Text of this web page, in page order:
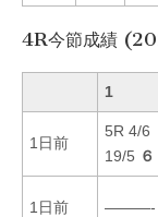
4R今節成績
1
1日前
5R 4/6
19/5 ６
1日前 ———-